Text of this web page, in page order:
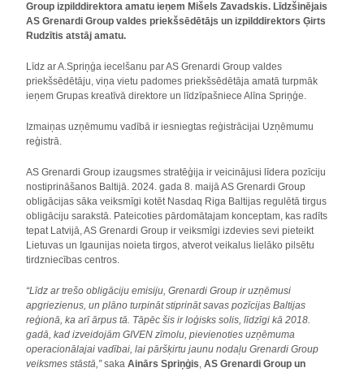
Group izpilddirektora amatu ieņem Mišels Zavadskis. Līdzšinējais
AS Grenardi Group valdes priekšsēdētājs un izpilddirektors Ģirts
Rudzītis atstāj amatu.
Līdz ar A.Spriņģa iecelšanu par AS Grenardi Group valdes
priekšsēdētāju, viņa vietu padomes priekšsēdētāja amatā turpmāk
ieņem Grupas kreatīvā direktore un līdzīpašniece Alīna Spriņģe.
Izmaiņas uzņēmumu vadībā ir iesniegtas reģistrācijai Uzņēmumu
reģistrā.
AS Grenardi Group izaugsmes stratēģija ir veicinājusi līdera pozīciju
nostiprināšanos Baltijā. 2024. gada 8. maijā AS Grenardi Group
obligācijas sāka veiksmīgi kotēt Nasdaq Riga Baltijas regulētā tirgus
obligāciju sarakstā. Pateicoties pārdomātajam konceptam, kas radīts
tepat Latvijā, AS Grenardi Group ir veiksmīgi izdevies sevi pieteikt
Lietuvas un Igaunijas noieta tirgos, atverot veikalus lielāko pilsētu
tirdzniecības centros.
“Līdz ar trešo obligāciju emisiju, Grenardi Group ir uzņēmusi
apgriezienus, un plāno turpināt stiprināt savas pozīcijas Baltijas
reģionā, ka arī ārpus tā. Tāpēc šis ir loģisks solis, līdzīgi kā 2018.
gadā, kad izveidojām GIVEN zīmolu, pievienoties uzņēmuma
operacionālajai vadībai, lai pāršķirtu jaunu nodaļu Grenardi Group
veiksmes stāstā,”sakaAinārs Spriņģis,AS Grenardi Group un